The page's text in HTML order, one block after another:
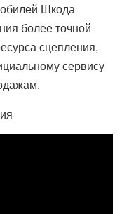
Шкода
более точной
сцепления,
сервису